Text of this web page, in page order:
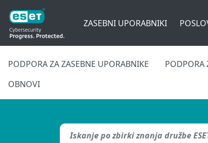
ZASEBNI UPORABNIKI
PODPORA ZA ZASEBNE UPORABNIKE PODPORA
OBNOVI